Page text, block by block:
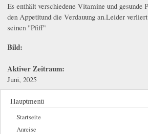
Es enthält verschiedene Vitamine und gesunde
den Appetitund die Verdauung an.Leider
seinen "Pfiff"
Bild:
Aktiver Zeitraum:
Juni, 2025
Hauptmenü
Startseite
Anreise